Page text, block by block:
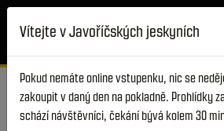
Přejít k hlavnímu obsahu
Otevírací doba
Info a ceník
Vítejte v Javoříčských jeskyních
Pokud nemáte online vstupenku, nic se
zakoupit v daný den na pokladně. Prohlídky
schází návštěvníci, čekání bývá kolem 30